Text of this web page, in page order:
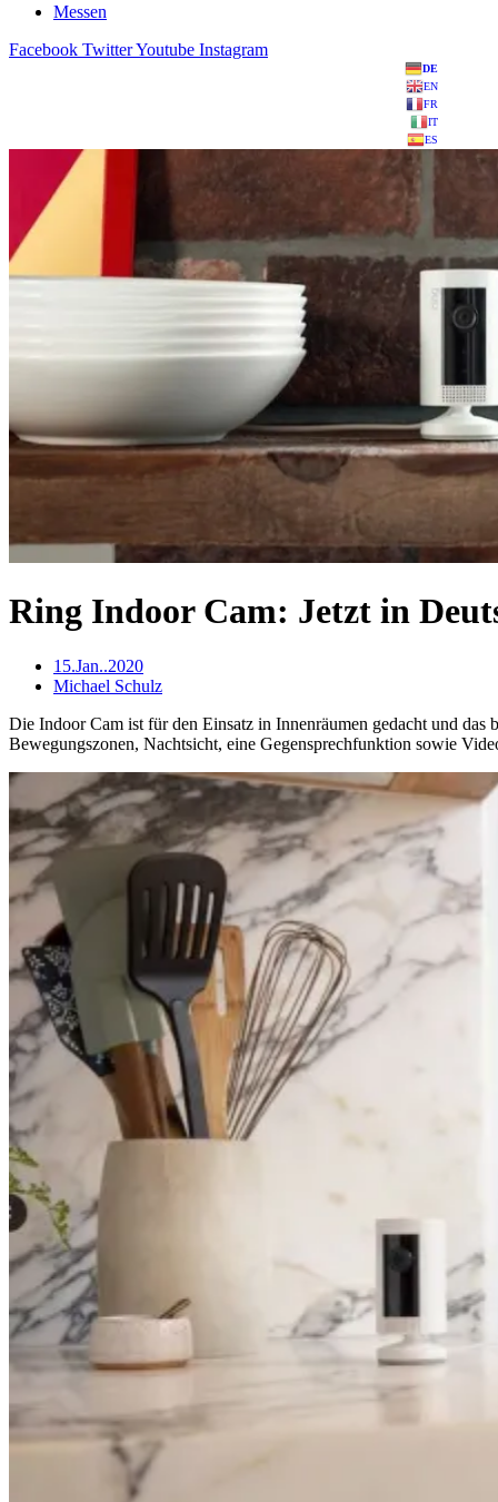
Messen
Facebook TwitterYoutube Instagram
DE
EN
FR
IT
ES
Ring Indoor Cam: Jetzt in
15.Jan..2020
Michael Schulz
Die Indoor Cam ist für den Einsatz in Innenräumen gedacht und
Bewegungszonen, Nachtsicht, eine Gegensprechfunktion sowie